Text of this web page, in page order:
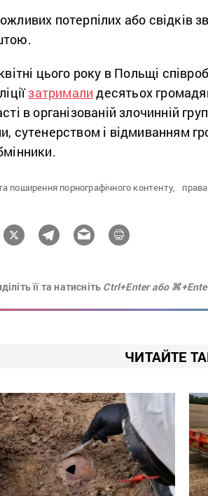
потерпілих або свідків
цього року в Польщі
затримали десятьох
в організованій злочинній
сутенерством і відмиванням
поширення порнографічного контенту,
її та натисніть Ctrl+Enter або
ЧИТАЙТЕ